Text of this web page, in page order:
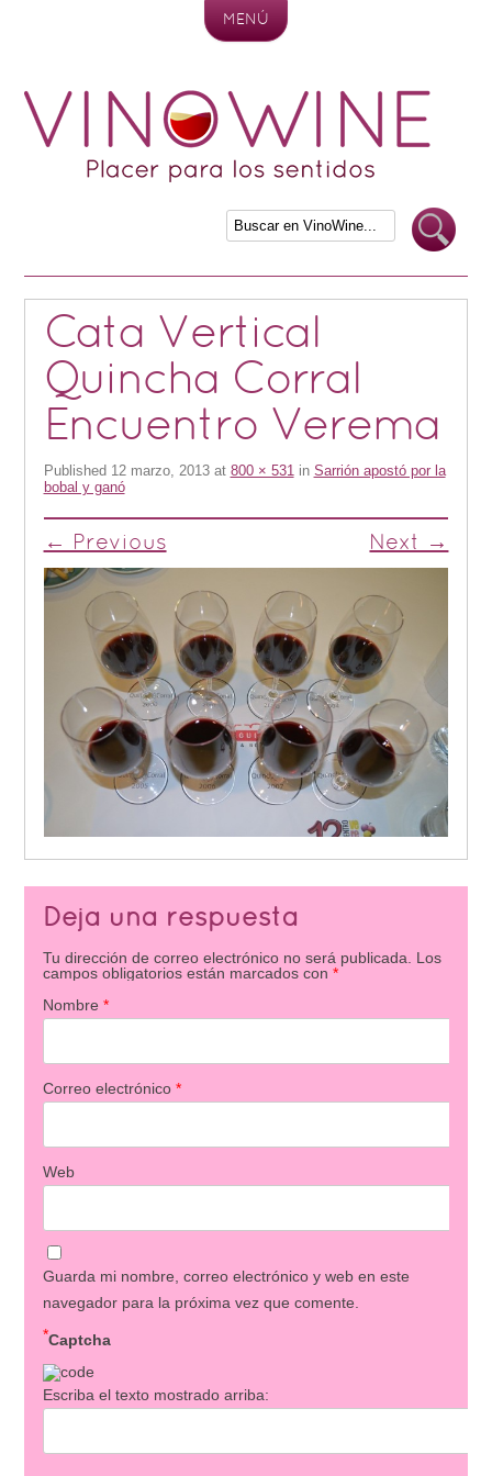
MENÚ
Cata Vertical
Quincha Corral
Encuentro Verema
Published 12 marzo, 2013at 800 × 531in Sarrión apostó por la
bobal y ganó
← Previous Next →
Deja una respuesta
Tu dirección de correo electrónico no será publicada.
Los
campos obligatorios están marcados con *
Nombre *
Correo electrónico *
Web
Guarda mi nombre, correo electrónico y web en este
navegador para la próxima vez que comente.
Captcha
*
Escriba el texto mostrado arriba: